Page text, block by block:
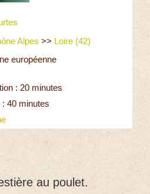
Alpes >> Loire (42)
européenne
: 20 minutes
40 minutes
au poulet.